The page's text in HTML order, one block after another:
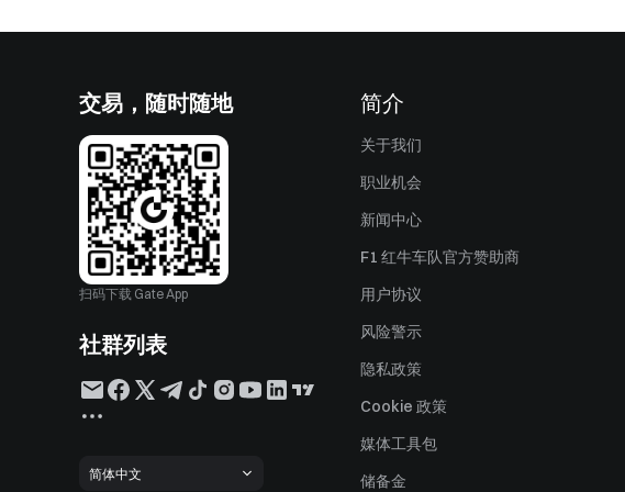
交易，随时随地
扫码下载 Gate App
社群列表
简体中文
简介
关于我们
职业机会
新闻中心
F1 红牛车队官方赞助商
用户协议
风险警示
隐私政策
Cookie 政策
媒体工具包
储备金